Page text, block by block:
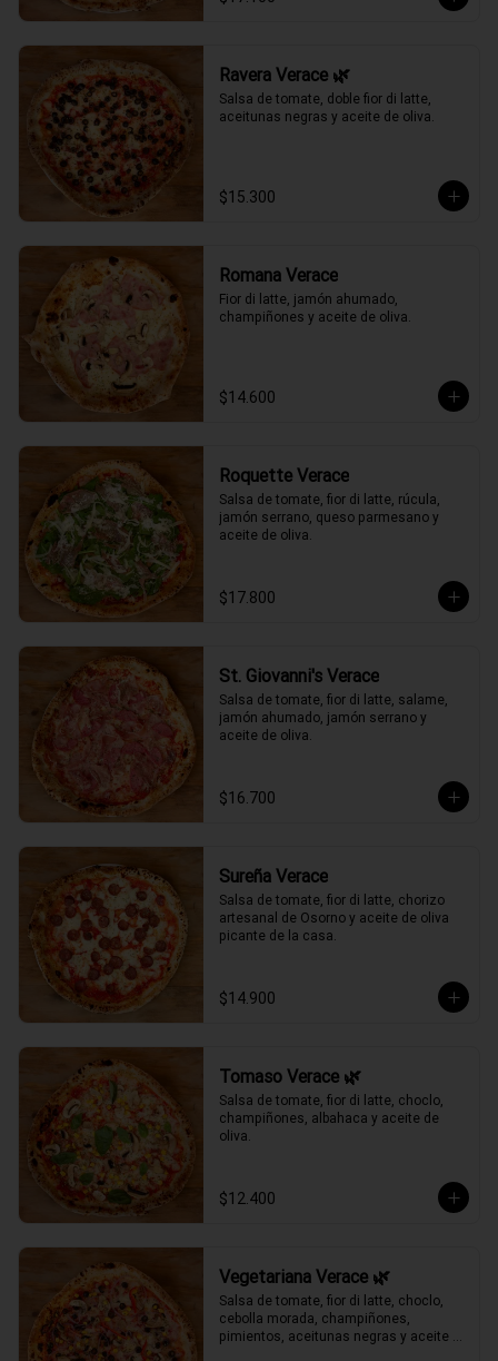
Ravera Verace 🌿
Salsa de tomate, doble fior di latte,
aceitunas negras y aceite de oliva.
$15.300
Romana Verace
Fior di latte, jamón ahumado,
champiñones y aceite de oliva.
$14.600
Roquette Verace
Salsa de tomate, fior di latte, rúcula,
jamón serrano, queso parmesano y
aceite de oliva.
$17.800
St. Giovanni's Verace
Salsa de tomate, fior di latte, salame,
jamón ahumado, jamón serrano y
aceite de oliva.
$16.700
Sureña Verace
Salsa de tomate, fior di latte, chorizo
artesanal de Osorno y aceite de oliva
picante de la casa.
$14.900
Tomaso Verace 🌿
Salsa de tomate, fior di latte, choclo,
champiñones, albahaca y aceite de
oliva.
$12.400
Vegetariana Verace 🌿
Salsa de tomate, fior di latte, choclo,
cebolla morada, champiñones,
pimientos, aceitunas negras y aceite